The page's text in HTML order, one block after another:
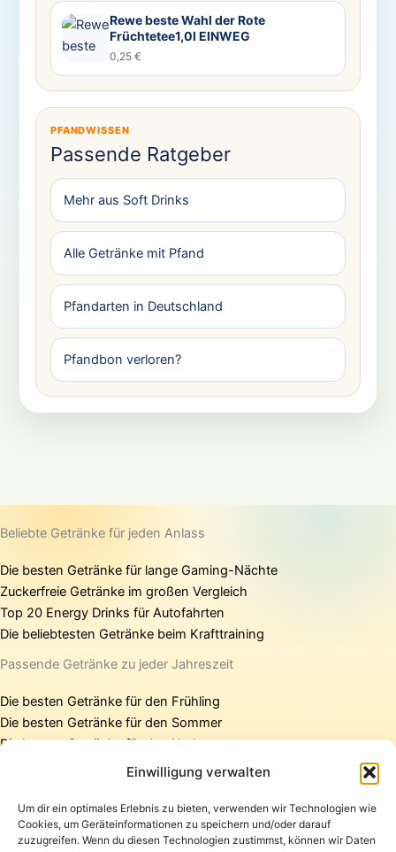
Einwilligung verwalten
Um dir ein optimales Erlebnis zu bieten, verwenden wir Technologien wie
Cookies, um Geräteinformationen zu speichern und/oder darauf
zuzugreifen. Wenn du diesen Technologien zustimmst, können wir Daten
Rewe beste Wahl der Rote
Früchtetee1,0l EINWEG
0,25 €
PFANDWISSEN
Passende Ratgeber
Mehr aus Soft Drinks
Alle Getränke mit Pfand
Pfandarten in Deutschland
Pfandbon verloren?
Beliebte Getränke für jeden Anlass
Die besten Getränke für lange Gaming-Nächte
Zuckerfreie Getränke im großen Vergleich
Top 20 Energy Drinks für Autofahrten
Die beliebtesten Getränke beim Krafttraining
Passende Getränke zu jeder Jahreszeit
Die besten Getränke für den Frühling
Die besten Getränke für den Sommer
Die besten Getränke für den Herbst
Die besten Getränke für den Winter
Startseite